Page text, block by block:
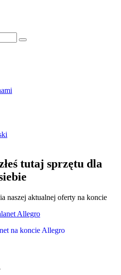
tutaj sprzętu dla
naszej aktualnej oferty na koncie
na koncie Allegro